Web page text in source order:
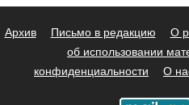
Архив Письмо в редакцию О
об использовании
конфиденциальности
О